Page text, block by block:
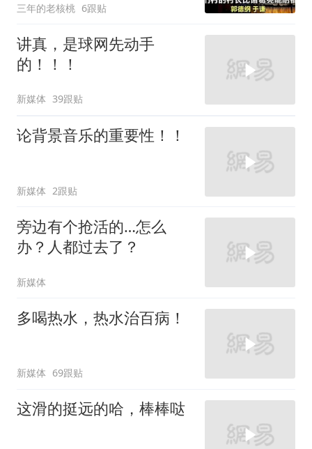
三年的老核桃 6跟贴
讲真，是球网先动手
的！！！
新媒体 39跟贴
论背景音乐的重要性！！
新媒体 2跟贴
旁边有个抢活的…怎么
办？人都过去了？
新媒体
多喝热水，热水治百病！
新媒体 69跟贴
这滑的挺远的哈，棒棒哒